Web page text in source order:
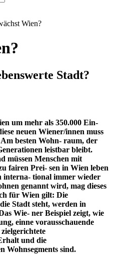
Wien?
Stadt?
um mehr als 350.000 Ein-
neuen Wiener/innen muss
besten Wohn- raum, der
leistbar bleibt.
müssen Menschen mit
fairen Prei- sen in Wien leben
interna- tional immer wieder
genannt wird, mag dieses
für Wien gilt: Die
Stadt steht, werden in
Wie- ner Beispiel zeigt, wie
einne vorausschauende
und die
Wohnsegments sind.